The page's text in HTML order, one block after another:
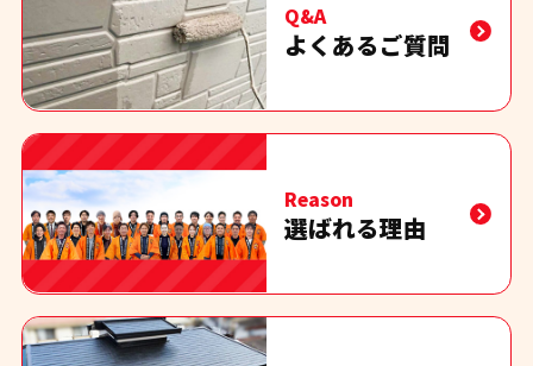
Q&A
よくあるご質問
Reason
選ばれる理由